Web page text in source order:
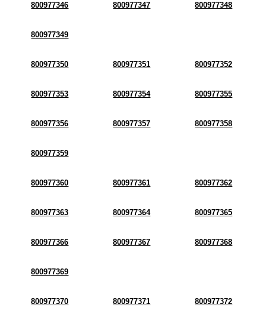
800977346 800977347 800977348
800977349
800977350 800977351 800977352
800977353 800977354 800977355
800977356 800977357 800977358
800977359
800977360 800977361 800977362
800977363 800977364 800977365
800977366 800977367 800977368
800977369
800977370 800977371 800977372